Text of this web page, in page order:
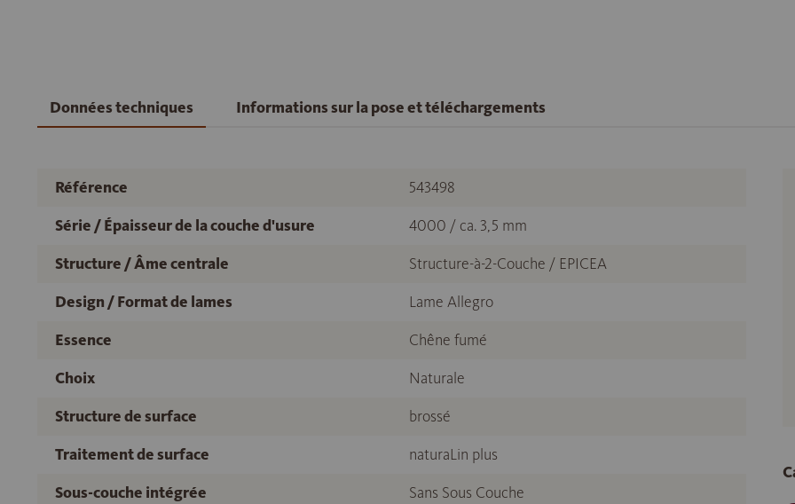
Données techniques Informations sur la pose et téléchargements
Référence
543498
Série / Épaisseur de la couche d'usure
4000 / ca. 3,5 mm
Structure / Âme centrale
Structure-à-2-Couche / EPICEA
Design / Format de lames
Lame Allegro
Essence
Chêne fumé
Choix
Naturale
Structure de surface
brossé
Traitement de surface
naturaLin plus
Sous-couche intégrée
Sans Sous Couche